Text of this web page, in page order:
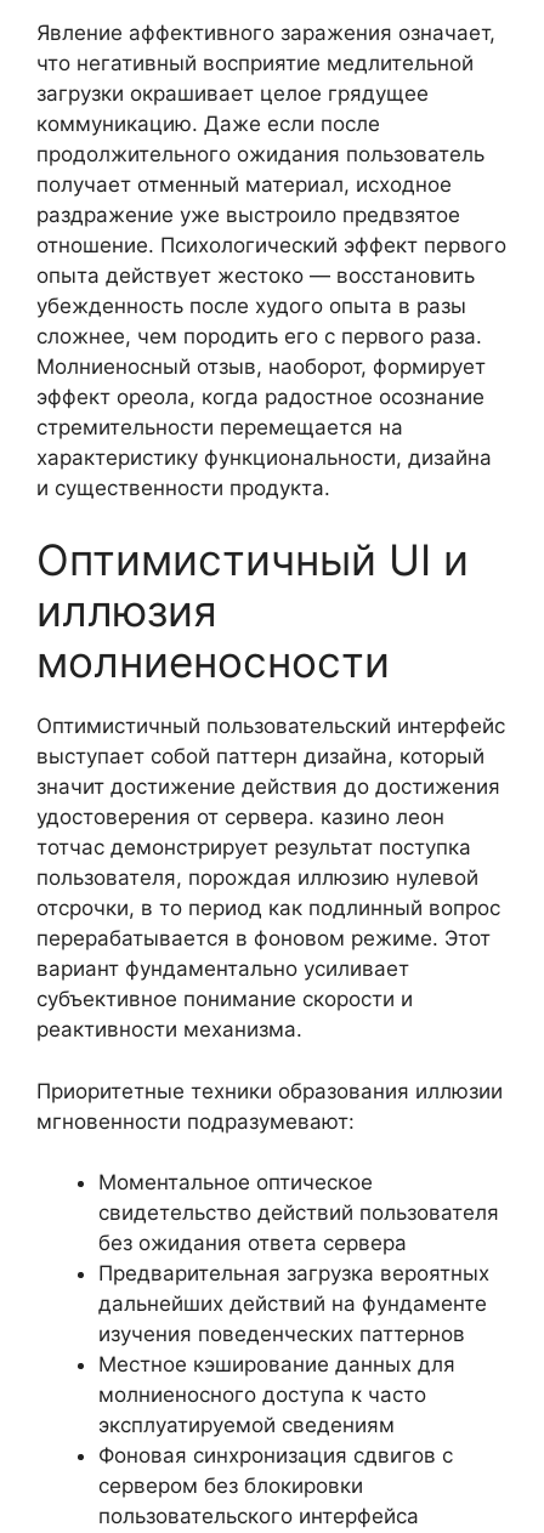
Явление аффективного заражения означает,
что негативный восприятие медлительной
загрузки окрашивает целое грядущее
коммуникацию. Даже если после
продолжительного ожидания пользователь
получает отменный материал, исходное
раздражение уже выстроило предвзятое
отношение. Психологический эффект первого
опыта действует жестоко — восстановить
убежденность после худого опыта в разы
сложнее, чем породить его с первого раза.
Молниеносный отзыв, наоборот, формирует
эффект ореола, когда радостное осознание
стремительности перемещается на
характеристику функциональности, дизайна
и существенности продукта.
Оптимистичный UI и
иллюзия
молниеносности
Оптимистичный пользовательский интерфейс
выступает собой паттерн дизайна, который
значит достижение действия до достижения
удостоверения от сервера. казино леон
тотчас демонстрирует результат поступка
пользователя, порождая иллюзию нулевой
отсрочки, в то период как подлинный вопрос
перерабатывается в фоновом режиме. Этот
вариант фундаментально усиливает
субъективное понимание скорости и
реактивности механизма.
Приоритетные техники образования иллюзии
мгновенности подразумевают:
Моментальное оптическое
свидетельство действий пользователя
без ожидания ответа сервера
Предварительная загрузка вероятных
дальнейших действий на фундаменте
изучения поведенческих паттернов
Местное кэширование данных для
молниеносного доступа к часто
эксплуатируемой сведениям
Фоновая синхронизация сдвигов с
сервером без блокировки
пользовательского интерфейса